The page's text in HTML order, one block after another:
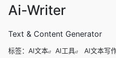
Ai-Writer
Text & Content Generator
标签： AI文本 AI工具 AI文本写